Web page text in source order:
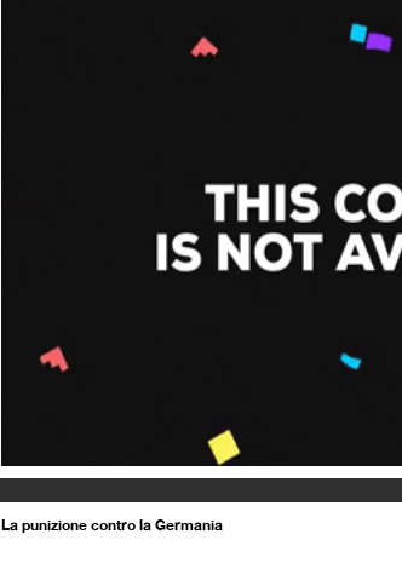
La punizione contro la Germania